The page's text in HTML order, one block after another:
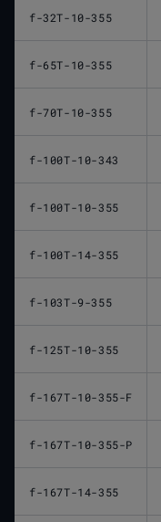
f-32T-10-355
f-65T-10-355
f-70T-10-355
f-100T-10-343
f-100T-10-355
f-100T-14-355
f-103T-9-355
f-125T-10-355
f-167T-10-355-F
f-167T-10-355-P
f-167T-14-355